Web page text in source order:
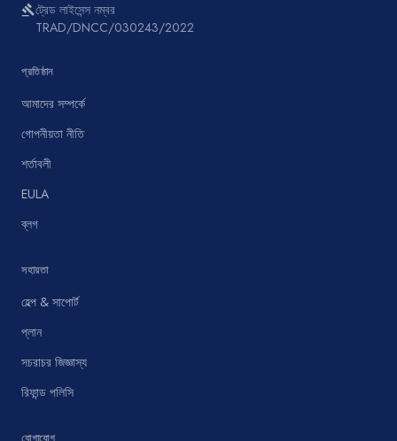
gavelট্রেড লাইসেন্স নম্বর
TRAD/DNCC/030243/2022
প্রতিষ্ঠান
আমাদের সম্পর্কে
গোপনীয়তা নীতি
শর্তাবলী
EULA
ব্লগ
সহায়তা
হেল্প & সাপোর্ট
প্লান
সচরাচর জিজ্ঞাস্য
রিফান্ড পলিসি